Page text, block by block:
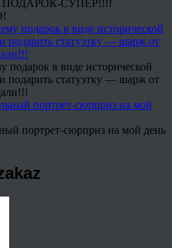
ПОДАРОК-СУПЕР!!!!
подарок в виде исторической
подарить статуэтку — шарж от
портрет-сюрприз на мой день